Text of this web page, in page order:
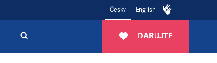
Česky English
DARUJTE